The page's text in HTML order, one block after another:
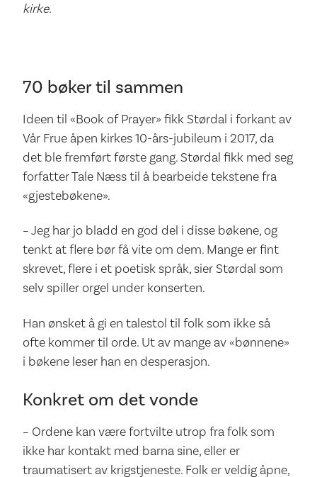
kirke.
70 bøker til sammen
Ideen til «Book of Prayer» fikk Størdal i forkant av
Vår Frue åpen kirkes 10-års-jubileum i 2017, da
det ble fremført første gang. Størdal fikk med seg
forfatter Tale Næss til å bearbeide tekstene fra
«gjestebøkene».
– Jeg har jo bladd en god del i disse bøkene, og
tenkt at flere bør få vite om dem. Mange er fint
skrevet, flere i et poetisk språk, sier Størdal som
selv spiller orgel under konserten.
Han ønsket å gi en talestol til folk som ikke så
ofte kommer til orde. Ut av mange av «bønnene»
i bøkene leser han en desperasjon.
Konkret om det vonde
– Ordene kan være fortvilte utrop fra folk som
ikke har kontakt med barna sine, eller er
traumatisert av krigstjeneste. Folk er veldig åpne,